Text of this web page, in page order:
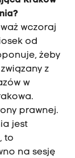
wczoraj
od
żeby
z
w
prawnej.
jest
to
na sesję